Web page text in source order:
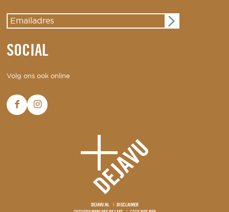
SOCIAL
Volg ons ook online
DEJAVU.NL
DISCLAIMER